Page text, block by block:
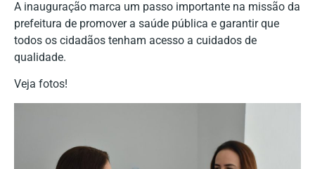
A inauguração marca um passo importante na missão da
prefeitura de promover a saúde pública e garantir que
todos os cidadãos tenham acesso a cuidados de
qualidade.
Veja fotos!